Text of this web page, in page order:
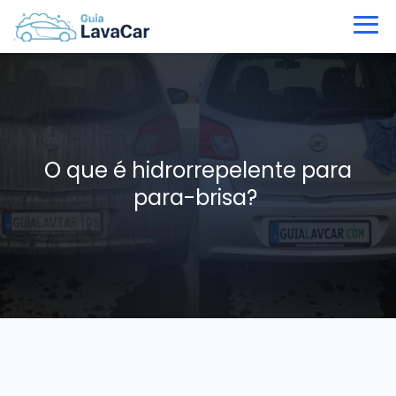
O que é hidrorrepelente para
para-brisa?